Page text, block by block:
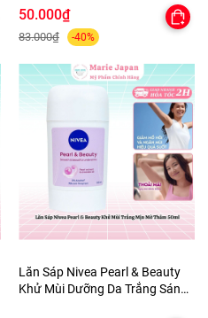
Purifying Facial Foam Nhật Bản
50.000₫
83.000₫ -40%
Lăn Sáp Nivea Pearl & Beauty
Khử Mùi Dưỡng Da Trắng Sáng